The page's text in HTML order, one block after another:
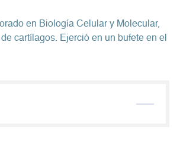
en Biología Celular y Molecular,
cartílagos. Ejerció en un bufete en el